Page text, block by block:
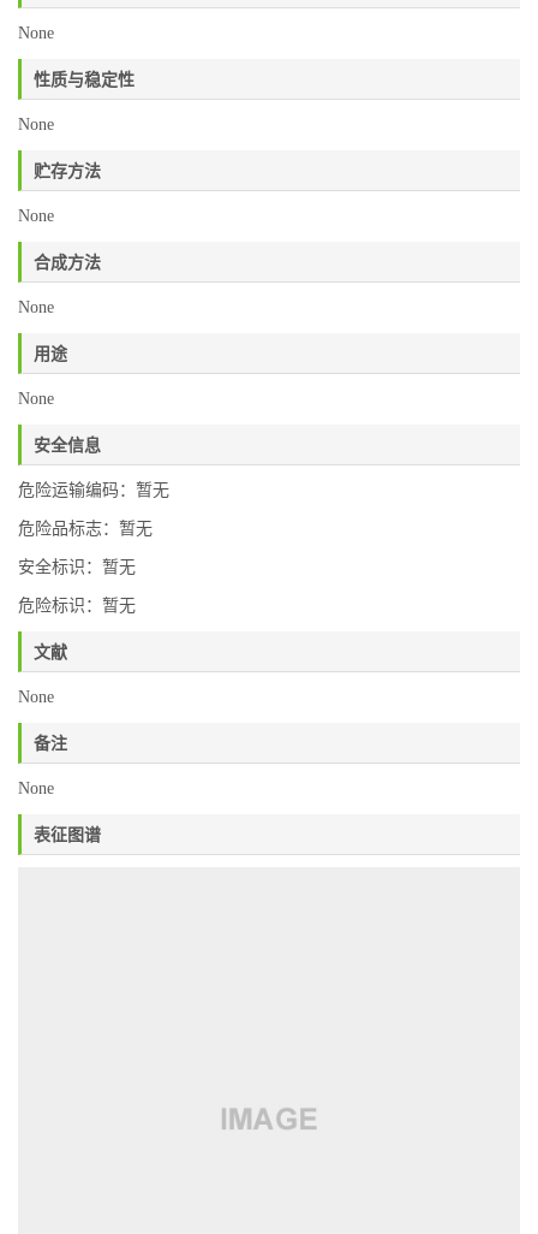
None
性质与稳定性
None
贮存方法
None
合成方法
None
用途
None
安全信息
危险运输编码：暂无
危险品标志：暂无
安全标识：暂无
危险标识：暂无
文献
None
备注
None
表征图谱